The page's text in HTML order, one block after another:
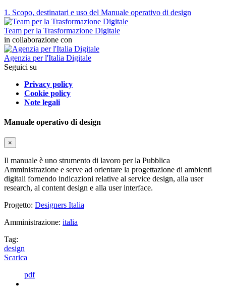
1. Scopo, destinatari e uso del Manuale operativo di design
Team per la Trasformazione Digitale
in collaborazione con
Agenzia per l'Italia Digitale
Seguici su
Privacy policy
Cookie policy
Note legali
Manuale operativo di design
×
Il manuale è uno strumento di lavoro per la Pubblica
Amministrazione e serve ad orientare la progettazione di ambienti
digitali fornendo indicazioni relative al service design, alla user
research, al content design e alla user interface.
Progetto: Designers Italia
Amministrazione: italia
Tag:
design
Scarica
pdf